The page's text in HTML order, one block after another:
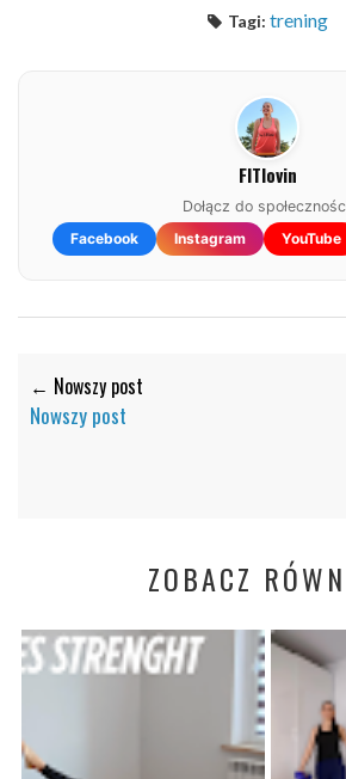
Tagi: trening
FITlovin
Dołącz do
Facebook
Instagram YouTube
← Nowszy post
Nowszy post
ZOBACZ